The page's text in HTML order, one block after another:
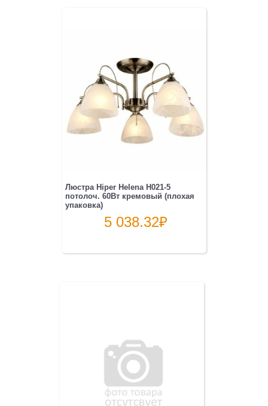
Люстра Hiper Helena H021-5
потолоч. 60Вт кремовый (плохая
упаковка)
5 038.32₽